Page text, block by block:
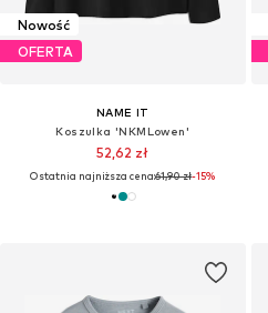
Nowość
OFERTA
NAME IT
Koszulka 'NKMLowen'
52,62 zł
Ostatnia najniższa cena:61,90 zł-15%